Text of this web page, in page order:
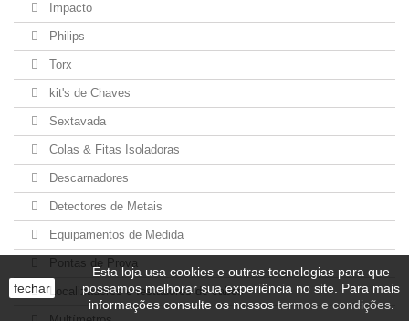
Impacto
Philips
Torx
kit's de Chaves
Sextavada
Colas & Fitas Isoladoras
Descarnadores
Detectores de Metais
Equipamentos de Medida
Pontas de Prova
Localizadores e testadores de cabos
fechar
Esta loja usa cookies e outras tecnologias para que
possamos melhorar sua experiência no site. Para mais
informações consulte os nossos termos e condições.